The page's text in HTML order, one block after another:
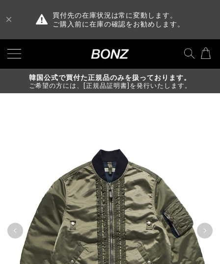
買付先の在庫状況は常に変動します。
ご購入前に在庫の確認をお勧めします。
韓国公式で買付た正規品のみを扱っております。
ご希望の方には、[正規品証明書]を発行いたします。